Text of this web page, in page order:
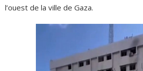
l’ouest de la ville de Gaza.